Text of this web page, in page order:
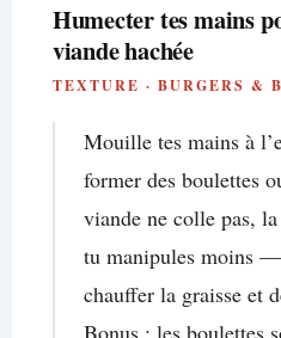
Humecter tes mains
viande hachée
TEXTURE · BURGERS &
Mouille tes mains à
former des boulettes
viande ne colle pas,
tu manipules moins
chauffer la graisse et